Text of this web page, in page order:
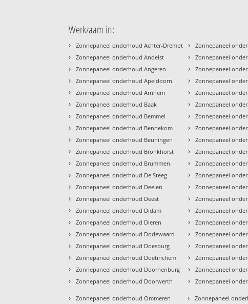
Werkzaam in:
› Zonnepaneel onderhoud Achter-Drempt
› Zonnepaneel onderhoud Andelst
› Zonnepaneel onderhoud Angeren
› Zonnepaneel onderhoud Apeldoorn
› Zonnepaneel onderhoud Arnhem
› Zonnepaneel onderhoud Baak
› Zonnepaneel onderhoud Bemmel
› Zonnepaneel onderhoud Bennekom
› Zonnepaneel onderhoud Beuningen
› Zonnepaneel onderhoud Bronkhorst
› Zonnepaneel onderhoud Brummen
› Zonnepaneel onderhoud De Steeg
› Zonnepaneel onderhoud Deelen
› Zonnepaneel onderhoud Deest
› Zonnepaneel onderhoud Didam
› Zonnepaneel onderhoud Dieren
› Zonnepaneel onderhoud Dodewaard
› Zonnepaneel onderhoud Doesburg
› Zonnepaneel onderhoud Doetinchem
› Zonnepaneel onderhoud Doornenburg
› Zonnepaneel onderhoud Doorwerth
› Zonnepaneel
› Zonnepaneel
› Zonnepaneel
› Zonnepaneel
› Zonnepaneel
› Zonnepaneel
› Zonnepaneel
› Zonnepaneel
› Zonnepaneel
› Zonnepaneel
› Zonnepaneel
› Zonnepaneel
› Zonnepaneel
› Zonnepaneel
› Zonnepaneel
› Zonnepaneel
› Zonnepaneel
› Zonnepaneel
› Zonnepaneel
› Zonnepaneel
› Zonnepaneel
› Zonnepaneel onderhoud Ommeren › Zonnepaneel